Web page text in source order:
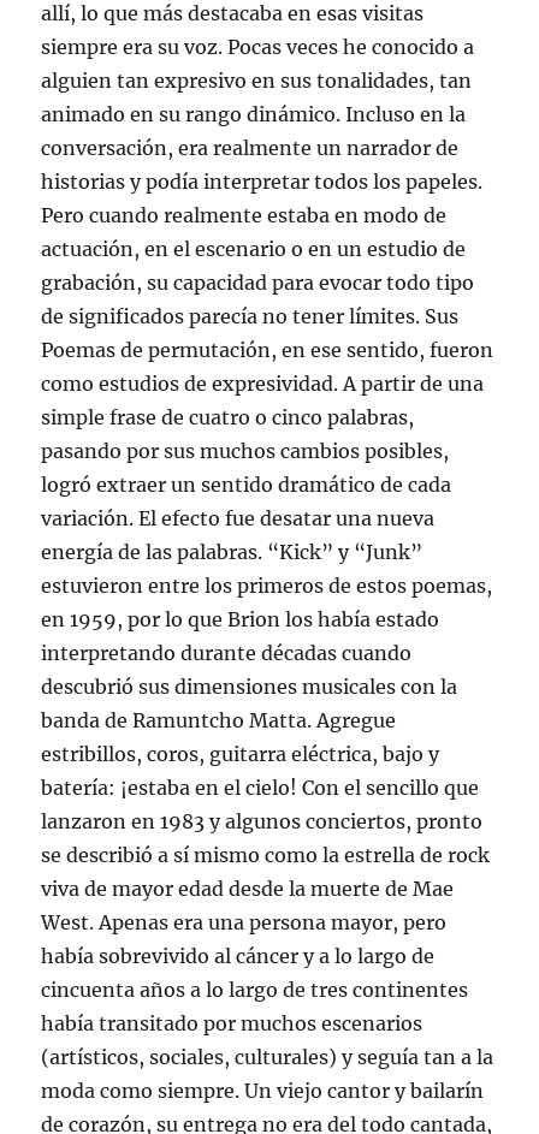
allí, lo que más destacaba en esas visitas
siempre era su voz. Pocas veces he conocido a
alguien tan expresivo en sus tonalidades, tan
animado en su rango dinámico. Incluso en la
conversación, era realmente un narrador de
historias y podía interpretar todos los papeles.
Pero cuando realmente estaba en modo de
actuación, en el escenario o en un estudio de
grabación, su capacidad para evocar todo tipo
de significados parecía no tener límites. Sus
Poemas de permutación, en ese sentido, fueron
como estudios de expresividad. A partir de una
simple frase de cuatro o cinco palabras,
pasando por sus muchos cambios posibles,
logró extraer un sentido dramático de cada
variación. El efecto fue desatar una nueva
energía de las palabras. “Kick” y “Junk”
estuvieron entre los primeros de estos poemas,
en 1959, por lo que Brion los había estado
interpretando durante décadas cuando
descubrió sus dimensiones musicales con la
banda de Ramuntcho Matta. Agregue
estribillos, coros, guitarra eléctrica, bajo y
batería: ¡estaba en el cielo! Con el sencillo que
lanzaron en 1983 y algunos conciertos, pronto
se describió a sí mismo como la estrella de rock
viva de mayor edad desde la muerte de Mae
West. Apenas era una persona mayor, pero
había sobrevivido al cáncer y a lo largo de
cincuenta años a lo largo de tres continentes
había transitado por muchos escenarios
(artísticos, sociales, culturales) y seguía tan a la
moda como siempre. Un viejo cantor y bailarín
de corazón, su entrega no era del todo cantada,